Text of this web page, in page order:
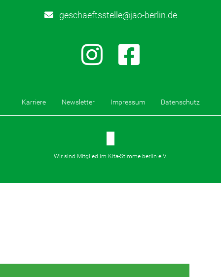
geschaeftsstelle@jao-berlin.de
Karriere Newsletter Impressum Datenschutz
Wir sind Mitglied im Kita-Stimme.berlin e.V.